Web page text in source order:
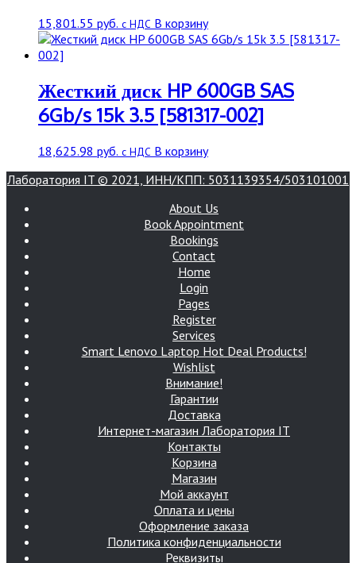
15,801.55 руб. с НДС В корзину
Жесткий диск HP 600GB SAS
6Gb/s 15k 3.5 [581317-002]
18,625.98 руб. с НДС В корзину
Лаборатория IT © 2021, ИНН/КПП: 5031139354/503101001
About Us
Book Appointment
Bookings
Contact
Home
Login
Pages
Register
Services
Smart Lenovo Laptop Hot Deal Products!
Wishlist
Внимание!
Гарантии
Доставка
Интернет-магазин Лаборатория IT
Контакты
Корзина
Магазин
Мой аккаунт
Оплата и цены
Оформление заказа
Политика конфиденциальности
Реквизиты